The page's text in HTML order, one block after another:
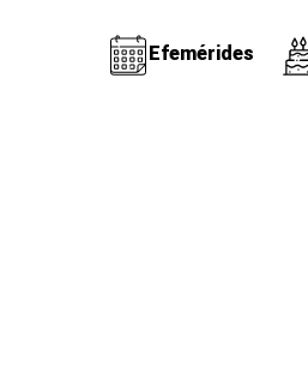
Efemérides